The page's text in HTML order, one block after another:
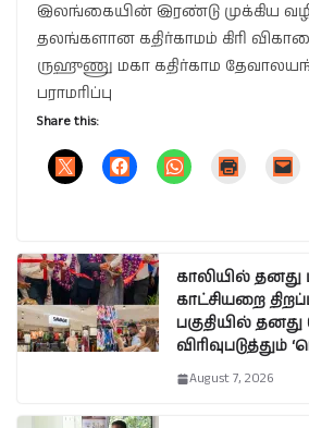
இலங்கையின் இரண்டு முக்கிய
தலங்களான கதிர்காமம் கிரி
ருஹுணு மகா கதிர்காம
பராமரிப்பு
Share this:
காலியில் தனது
காட்சியறை
பகுதியில்
விரிவுபடுத்தும்
August 7, 2026